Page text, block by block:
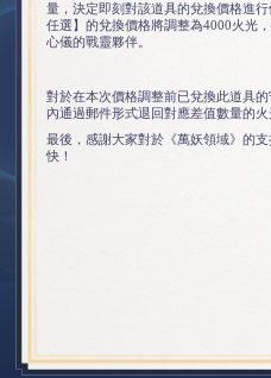
量，決定即刻對該道具的兌換價格進
任選】的兌換價格將調整為4000火光
心儀的戰靈夥伴。
對於在本次價格調整前已兌換此道具
內通過郵件形式退回對應差值數量的火
最後，感謝大家對於《萬妖領域》的
快！